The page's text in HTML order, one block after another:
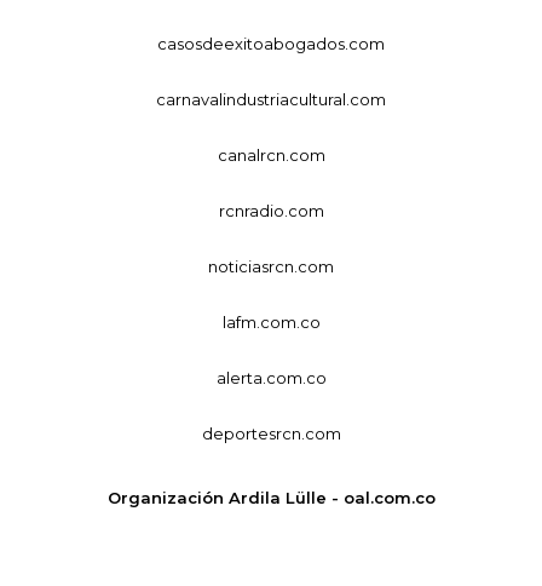
casosdeexitoabogados.com
carnavalindustriacultural.com
canalrcn.com
rcnradio.com
noticiasrcn.com
lafm.com.co
alerta.com.co
deportesrcn.com
Organización Ardila Lülle - oal.com.co